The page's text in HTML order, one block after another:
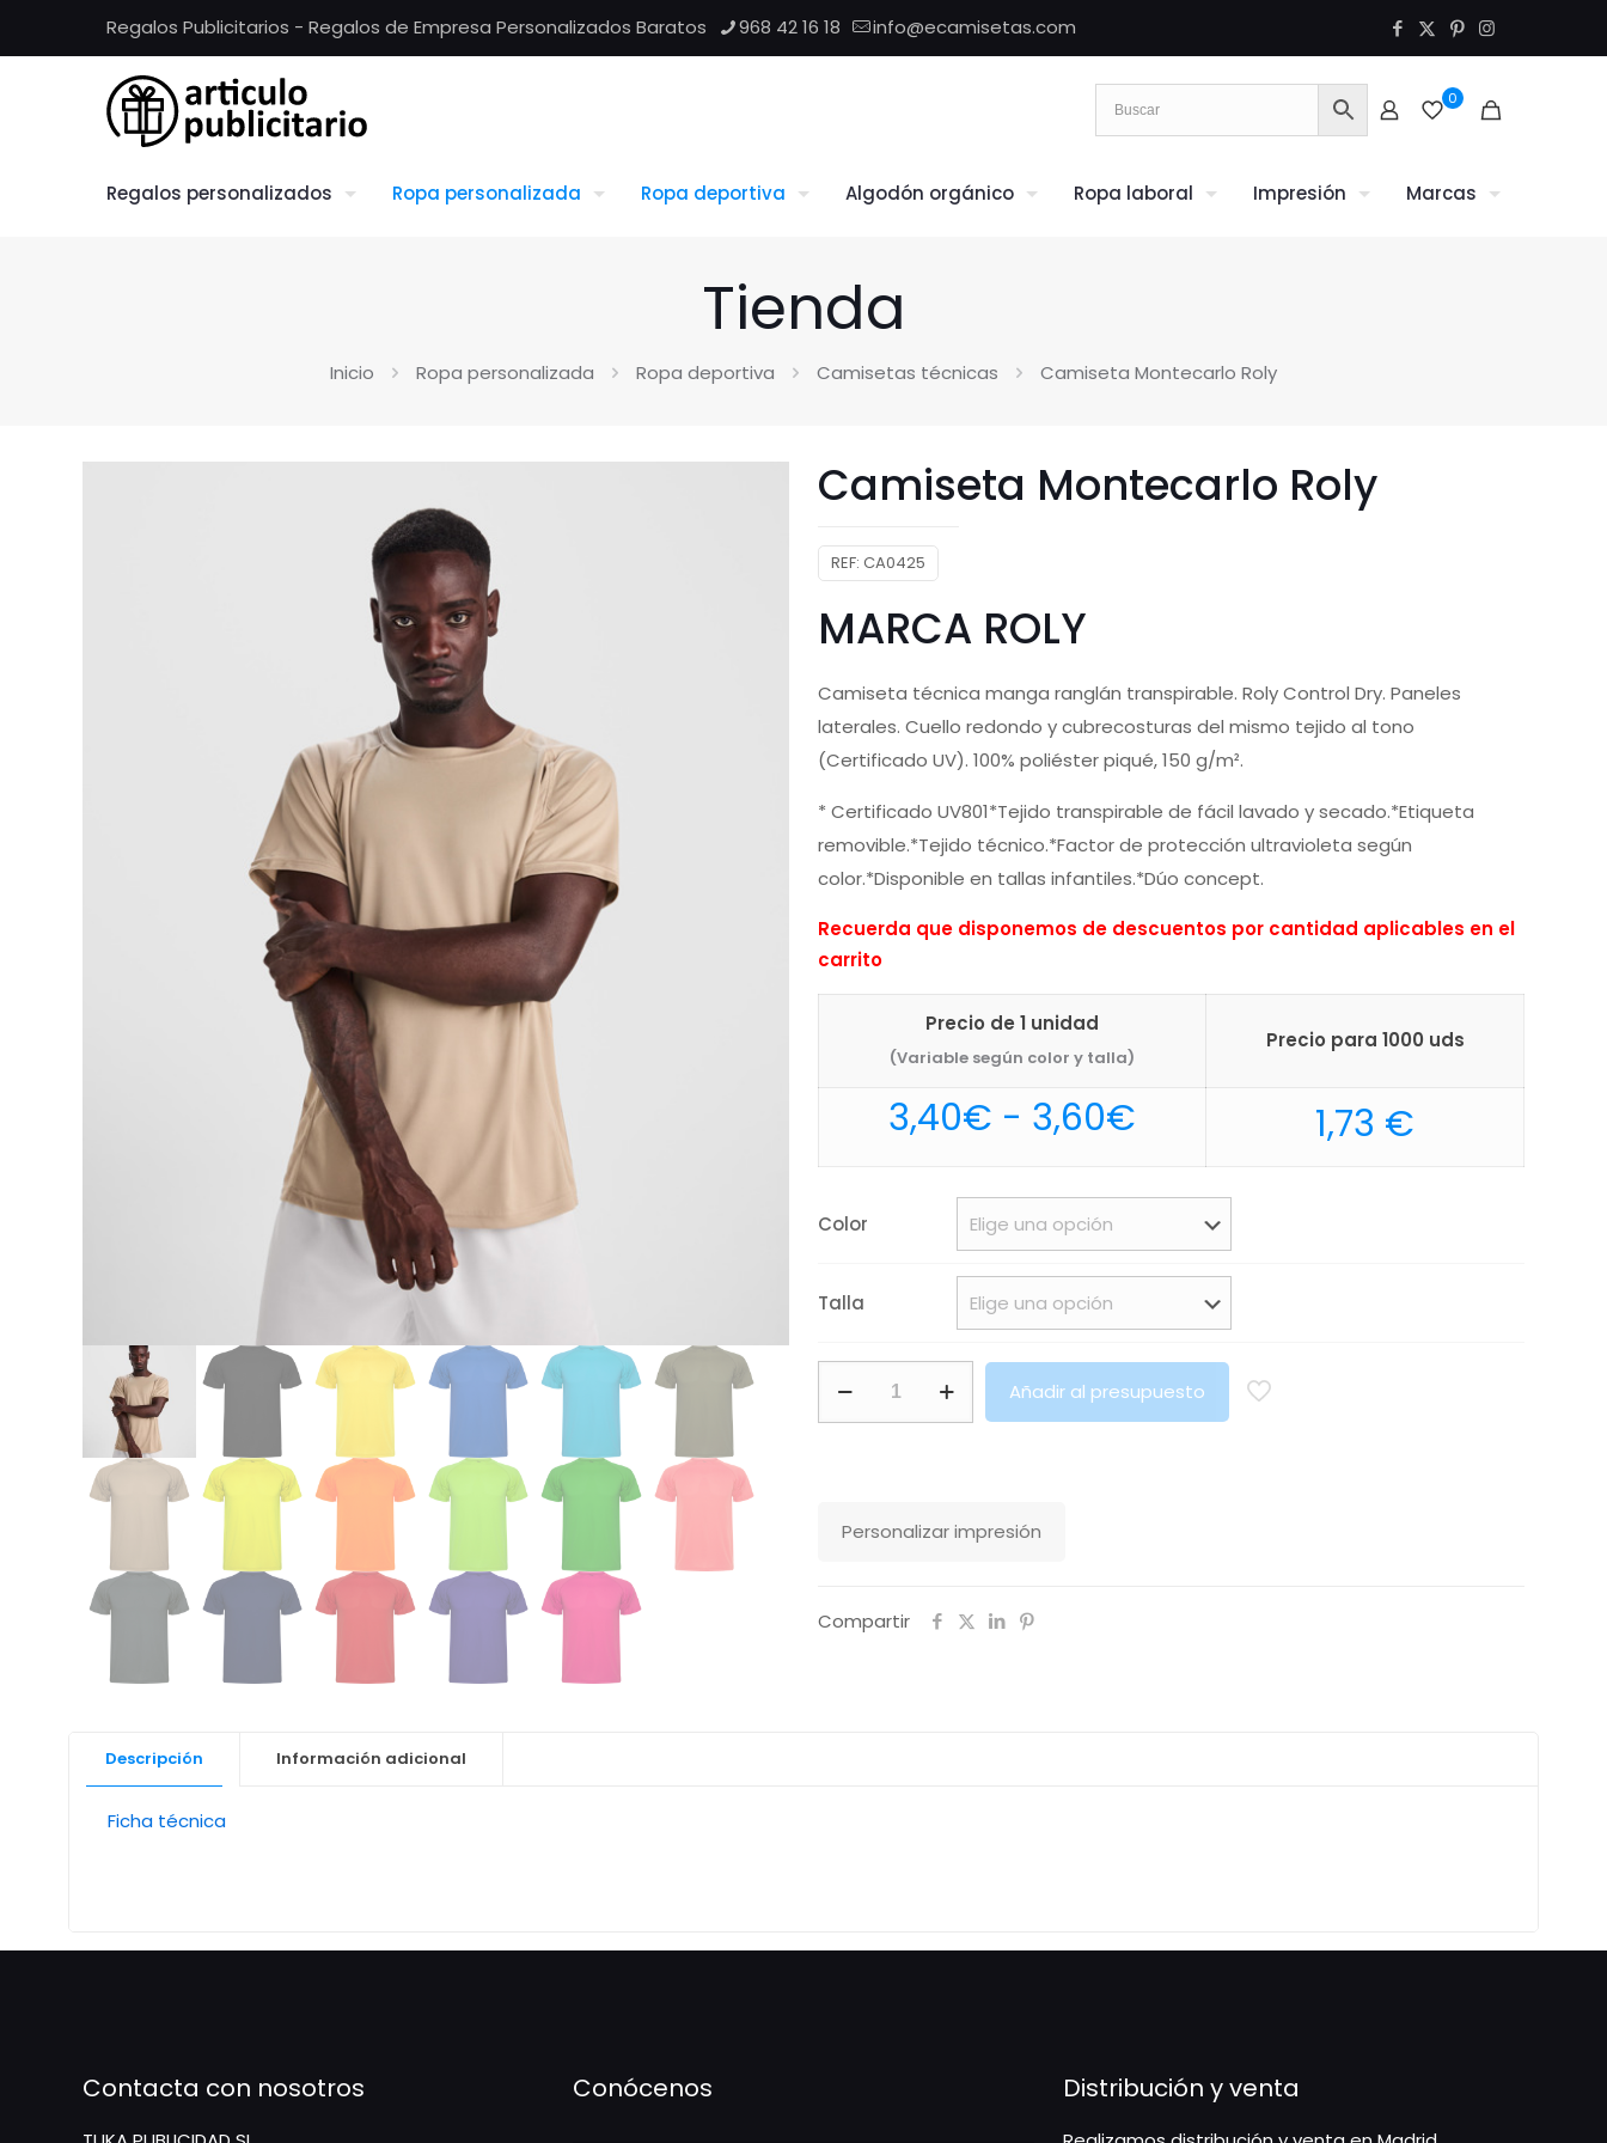
Regalos Publicitarios - Regalos de Empresa Personalizados Baratos 968 42 16 18 info@ecamisetas.com
0
Regalos personalizados Ropa personalizada Ropa deportiva Algodón orgánico Ropa laboral Impresión Marcas
Tienda
Inicio Ropa personalizada Ropa deportiva Camisetas técnicas Camiseta Montecarlo Roly
Camiseta Montecarlo Roly
REF: CA0425
MARCA ROLY
Camiseta técnica manga ranglán transpirable. Roly Control Dry. Paneles
laterales. Cuello redondo y cubrecosturas del mismo tejido al tono
(Certificado UV). 100% poliéster piqué, 150 g/m².
* Certificado UV801*Tejido transpirable de fácil lavado y secado.*Etiqueta
removible.*Tejido técnico.*Factor de protección ultravioleta según
color.*Disponible en tallas infantiles.*Dúo concept.
Recuerda que disponemos de descuentos por cantidad aplicables en el
carrito
Precio de 1 unidad
(Variable según color y talla)
Precio para 1000 uds
3,40€ - 3,60€
precios:
desde
3,40€
hasta
3,60€
1,73 €
Color
Talla
Añadir al presupuesto
Personalizar impresión
Compartir
Descripción Información adicional
Ficha técnica
Contacta con nosotros Conócenos Distribución y venta